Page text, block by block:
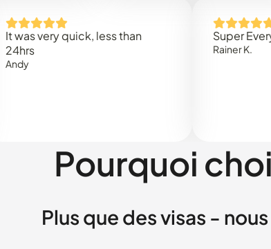
very quick, less than
Super Everything
Pourquoi
Plus que des visas -